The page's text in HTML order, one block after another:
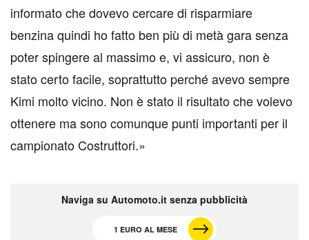
informato che dovevo cercare di risparmiare
benzina quindi ho fatto ben più di metà gara senza
poter spingere al massimo e, vi assicuro, non è
stato certo facile, soprattutto perché avevo sempre
Kimi molto vicino. Non è stato il risultato che volevo
ottenere ma sono comunque punti importanti per il
campionato Costruttori.»
Naviga su Automoto.it senza pubblicità
1 EURO AL MESE